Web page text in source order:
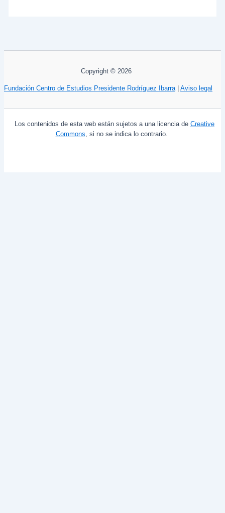
Copyright © 2026
Fundación Centro de Estudios Presidente Rodríguez Ibarra| Aviso legal
Los contenidos de esta web están sujetos a una licencia de Creative
Commons, si no se indica lo contrario.